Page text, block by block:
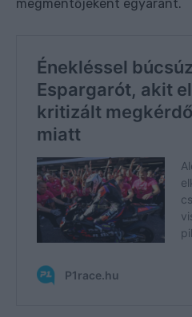
megmentőjeként egyaránt.